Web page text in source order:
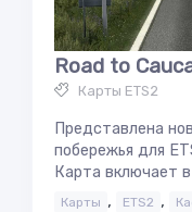
Road to
Карты ETS2
Представлена
побережья для
Карта включает
Карты , ETS2 ,